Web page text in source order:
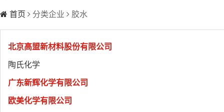
首页
分类企业 胶水
北京高盟新材料股份有限公司
陶氏化学
广东新辉化学有限公司
欧美化学有限公司